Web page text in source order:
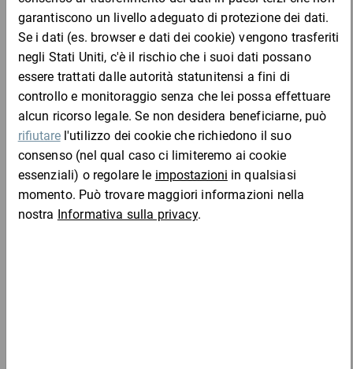
fhs1
Da 1
62,68 €
per 1 Pezzo
62,68 €
Campione
Aggiungi al carrello